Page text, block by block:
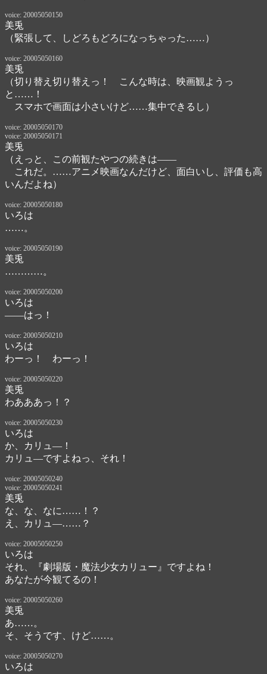
voice: 20005050150
美兎
（緊張して、しどろもどろになっちゃった……）
voice: 20005050160
美兎
（切り替え切り替えっ！　こんな時は、映画観ようっ
と……！
スマホで画面は小さいけど……集中できるし）
voice: 20005050170
voice: 20005050171
美兎
（えっと、この前観たやつの続きは――
これだ。……アニメ映画なんだけど、面白いし、評価も高
いんだよね）
voice: 20005050180
いろは
……。
voice: 20005050190
美兎
…………。
voice: 20005050200
いろは
――はっ！
voice: 20005050210
いろは
わーっ！　わーっ！
voice: 20005050220
美兎
わあああっ！？
voice: 20005050230
いろは
か、カリュ―！
カリュ―ですよねっ、それ！
voice: 20005050240
voice: 20005050241
美兎
な、な、なに……！？
え、カリュ―……？
voice: 20005050250
いろは
それ、『劇場版・魔法少女カリュー』ですよね！
あなたが今観てるの！
voice: 20005050260
美兎
あ……。
そ、そうです、けど……。
voice: 20005050270
いろは